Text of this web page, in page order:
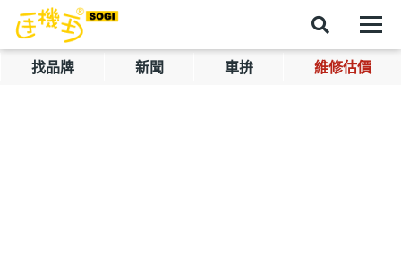
找品牌 新聞 車拚 維修估價